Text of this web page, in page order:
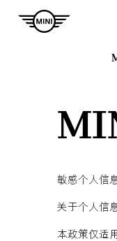
敏感个人信
关于个人信
本政策仅适